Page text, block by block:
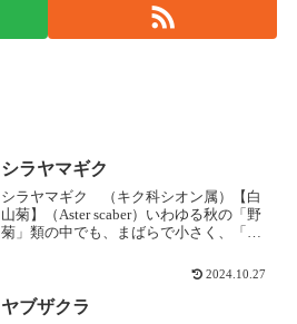
シラヤマギク
シラヤマギク （キク科シオン属）【白
山菊】（Aster scaber）いわゆる秋の「野
菊」類の中でも、まばらで小さく、「貧
中に浮かび上がる不思議な存在感。花は
ど大きく茂...
2024.10.27
ヤブザクラ